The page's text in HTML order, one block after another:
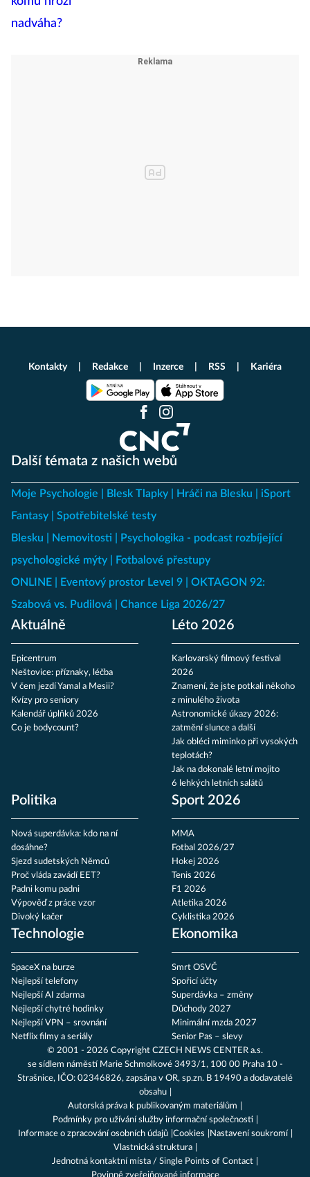
Další témata z našich webů
Moje Psychologie Blesk Tlapky Hráči na Blesku
iSport
Fantasy
Spotřebitelské testy
Blesku
Nemovitosti
Psychologika - podcast rozbíjející
psychologické mýty
Fotbalové přestupy
ONLINE
Eventový prostor Level 9
OKTAGON 92:
Szabová vs. Pudilová
Chance Liga 2026/27
Aktuálně
Epicentrum
Neštovice: příznaky, léčba
V čem jezdí Yamal a Mesii?
Kvízy pro seniory
Kalendář úplňků 2026
Co je bodycount?
Léto 2026
Karlovarský filmový festival
2026
Znamení, že jste potkali někoho
z minulého života
Astronomické úkazy 2026:
zatmění slunce a další
Jak obléci miminko při vysokých
teplotách?
Jak na dokonalé letní mojito
6 lehkých letních salátů
Politika
Nová superdávka: kdo na ní
dosáhne?
Sjezd sudetských Němců
Proč vláda zavádí EET?
Padni komu padni
Výpověď z práce vzor
Divoký kačer
Sport 2026
MMA
Fotbal 2026/27
Hokej 2026
Tenis 2026
F1 2026
Atletika 2026
Cyklistika 2026
Technologie
SpaceX na burze
Nejlepší telefony
Nejlepší AI zdarma
Nejlepší chytré hodinky
Nejlepší VPN – srovnání
Netflix filmy a seriály
Ekonomika
Smrt OSVČ
Spořicí účty
Superdávka – změny
Důchody 2027
Minimální mzda 2027
Senior Pas – slevy
Kontakty Redakce Inzerce RSS Kariéra
© 2001 - 2026 Copyright CZECH NEWS CENTER a.s.
se sídlem náměstí Marie Schmolkové 3493/1, 100 00 Praha 10 -
Strašnice, IČO: 02346826, zapsána v OR, sp.zn. B 19490 a dodavatelé
obsahu
Autorská práva k publikovaným materiálům
Podmínky pro užívání služby informační společnosti
Informace o zpracování osobních údajů Cookies
Nastavení soukromí
Vlastnická struktura
Jednotná kontaktní místa / Single Points of Contact